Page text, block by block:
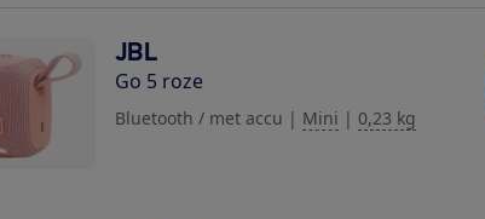
JBL
Go 5 roze
Bluetooth / met accu | Mini | 0,23 kg